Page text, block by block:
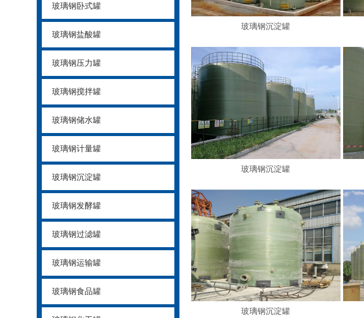
玻璃钢卧式罐
玻璃钢盐酸罐
玻璃钢压力罐
玻璃钢搅拌罐
玻璃钢储水罐
玻璃钢计量罐
玻璃钢沉淀罐
玻璃钢发酵罐
玻璃钢过滤罐
玻璃钢运输罐
玻璃钢食品罐
玻璃钢沉淀罐
玻璃钢沉淀罐
玻璃钢沉淀罐